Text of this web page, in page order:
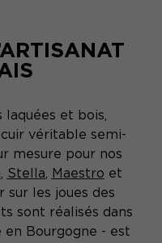
et bois,
véritable semi-
mesure pour nos
, Stella, Maestro et
sur les joues des
sont réalisés dans
en Bourgogne - est